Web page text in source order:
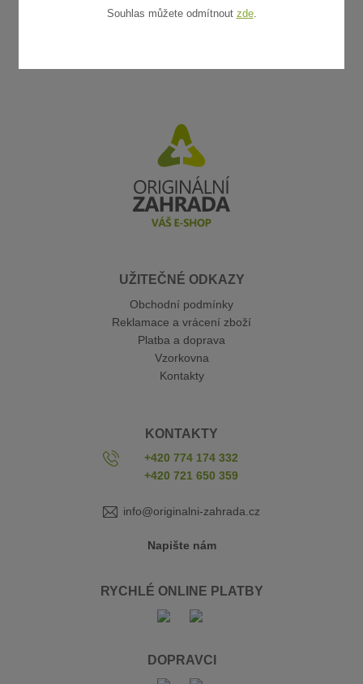
UŽITEČNÉ ODKAZY
Obchodní podmínky
Reklamace a vrácení zboží
Platba a doprava
Vzorkovna
Kontakty
KONTAKTY
+420 774 174 332
+420 721 650 359
info@originalni-zahrada.cz
Napište nám
RYCHLÉ ONLINE PLATBY
DOPRAVCI
Souhlas můžete odmítnout zde.